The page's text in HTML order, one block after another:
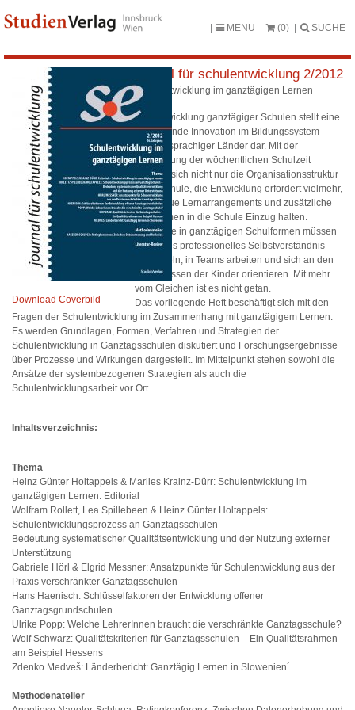
MENU (0) SUCHE
Download Coverbild
journal für schulentwicklung 2/2012
Schulentwicklung im ganztägigen Lernen
Die Entwicklung ganztägiger Schulen stellt eine
tiefgreifende Innovation im Bildungssystem
deutschsprachiger Länder dar. Mit der
Erweiterung der wöchentlichen Schulzeit
wandelt sich nicht nur die Organisationsstruktur
einer Schule, die Entwicklung erfordert vielmehr,
dass neue Lernarrangements und zusätzliche
Lernformen in die Schule Einzug halten.
Lehrende in ganztägigen Schulformen müssen
ein neues professionelles Selbstverständnis
entwickeln, in Teams arbeiten und sich an den
Bedürfnissen der Kinder orientieren. Mit mehr
vom Gleichen ist es nicht getan.
Das vorliegende Heft beschäftigt sich mit den
Fragen der Schulentwicklung im Zusammenhang mit ganztägigem Lernen.
Es werden Grundlagen, Formen, Verfahren und Strategien der
Schulentwicklung in Ganztagsschulen diskutiert und Forschungsergebnisse
über Prozesse und Wirkungen dargestellt. Im Mittelpunkt stehen sowohl die
Ansätze der systembezogenen Strategien als auch die
Schulentwicklungsarbeit vor Ort.
Inhaltsverzeichnis:
Thema
Heinz Günter Holtappels & Marlies Krainz-Dürr: Schulentwicklung im
ganztägigen Lernen. Editorial
Wolfram Rollett, Lea Spillebeen & Heinz Günter Holtappels:
Schulentwicklungsprozess an Ganztagsschulen –
Bedeutung systematischer Qualitätsentwicklung und der Nutzung externer
Unterstützung
Gabriele Hörl & Elgrid Messner: Ansatzpunkte für Schulentwicklung aus der
Praxis verschränkter Ganztagsschulen
Hans Haenisch: Schlüsselfaktoren der Entwicklung offener
Ganztagsgrundschulen
Ulrike Popp: Welche LehrerInnen braucht die verschränkte Ganztagsschule?
Wolf Schwarz: Qualitätskriterien für Ganztagsschulen – Ein Qualitätsrahmen
am Beispiel Hessens
Zdenko Medveš: Länderbericht: Ganztägig Lernen in Slowenien´
Methodenatelier